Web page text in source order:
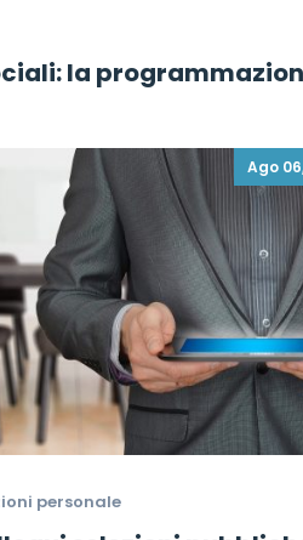
la
Ago
personale